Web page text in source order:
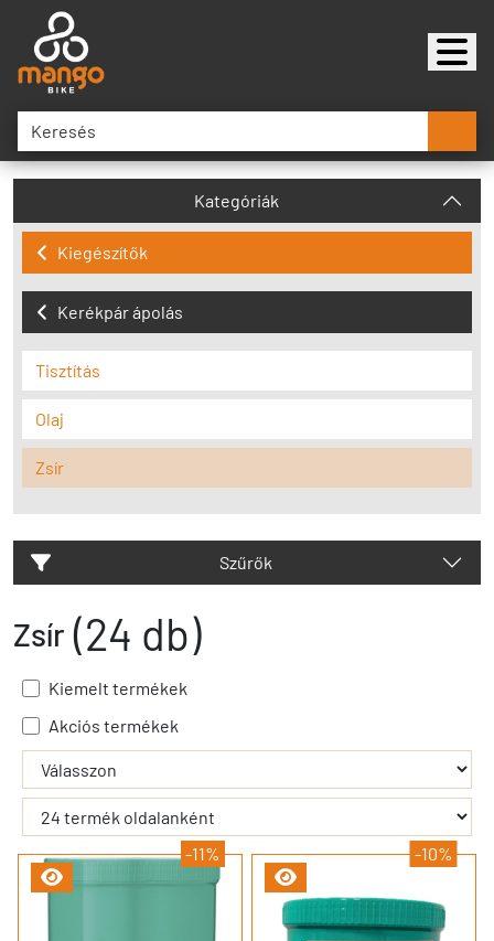
Kategóriák
Kiegészítők
Kerékpár ápolás
Tisztítás
Olaj
Zsír
Szűrők
Zsír (24 db)
Kiemelt termékek
Akciós termékek
- - filter_submit - -
-11% -10%